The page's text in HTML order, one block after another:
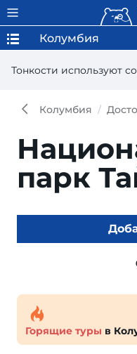
Тонкости используют
Колумбия
Колумбия
парк
Горящие туры в